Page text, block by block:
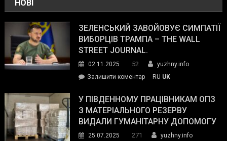
НОВІ
ЗЕЛЕНСЬКИЙ ЗАВОЙОВУЄ СИМПАТІЇ
ВИБОРЦІВ ТРАМПА – THE WALL
STREET JOURNAL.
02.11.2025 52
yuzhny.info
Залишити коментарon
завойовує
симпатії
виборців
RU UK
У ПІВДЕННОМУ ПРАЦІВНИКАМ ОПЗ
З МАТЕРІАЛЬНОГО РЕЗЕРВУ
ВИДАЛИ ГУМАНІТАРНУ ДОПОМОГУ
25.07.2025 271
yuzhny.info